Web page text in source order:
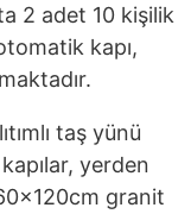
2 adet 10 kişilik
kapı,
taş yünü
yerden
granit